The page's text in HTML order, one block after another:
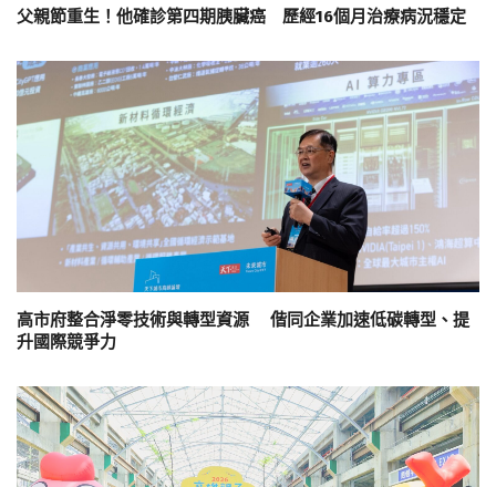
父親節重生！他確診第四期胰臟癌 歷經16個月治療病況穩定
高市府整合淨零技術與轉型資源 偕同企業加速低碳轉型、提
升國際競爭力